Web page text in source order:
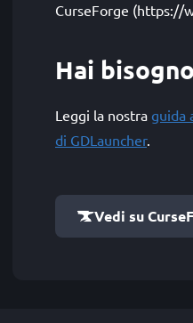
CurseForge (https://
Hai
Leggi la nostra guida
di GDLauncher.
Vedi su